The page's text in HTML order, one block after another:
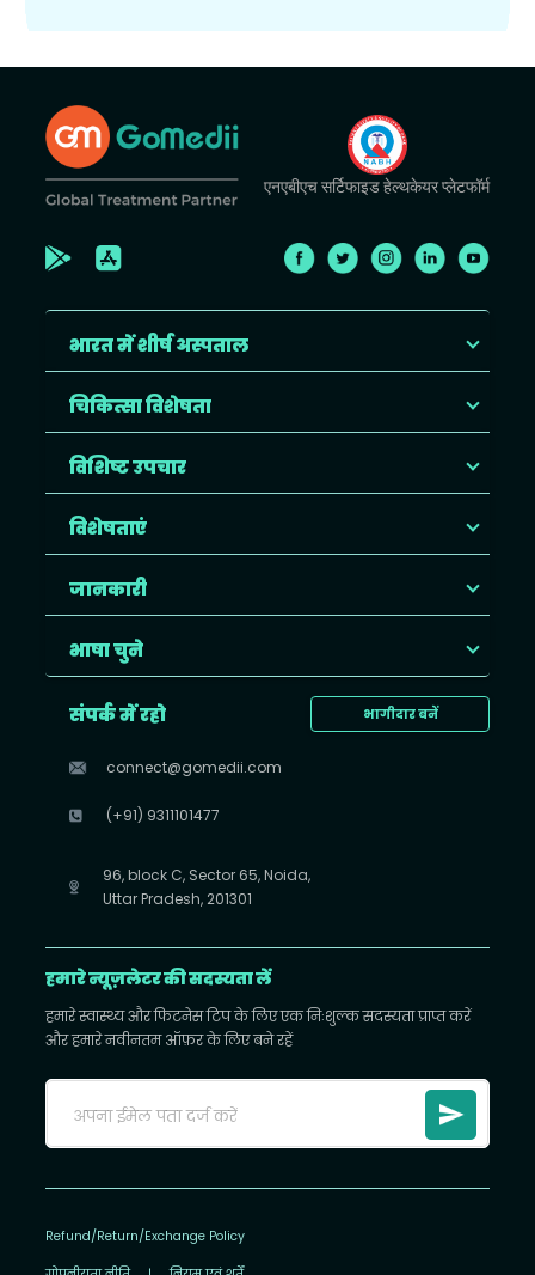
एनएबीएच सर्टिफाइड हेल्थकेयर प्लेटफॉर्म
भारत में शीर्ष अस्पताल
चिकित्सा विशेषता
विशिष्ट उपचार
विशेषताएं
जानकारी
भाषा चुने
भागीदार बनें
संपर्क में रहो
connect@gomedii.com
(+91) 9311101477
96, block C, Sector 65, Noida,
Uttar Pradesh, 201301
हमारे न्यूज़लेटर की सदस्यता लें
हमारे स्वास्थ्य और फिटनेस टिप के लिए एक निःशुल्क सदस्यता प्राप्त करें
और हमारे नवीनतम ऑफ़र के लिए बने रहें
Refund/Return/Exchange Policy